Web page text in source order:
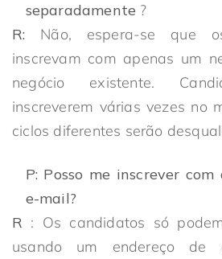
separadamente ?
R: Não, espera-se que
inscrevam com apenas um
negócio existente.
inscreverem várias vezes no
ciclos diferentes serão
P: Posso me inscrever
e-mail?
R : Os candidatos só
usando um endereço de